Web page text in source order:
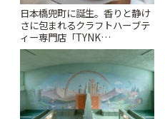
日本橋兜町に誕生。香りと静け
さに包まれるクラフトハーブテ
ィー専門店「TYNK
Kabutocho」 | ことりっぷ